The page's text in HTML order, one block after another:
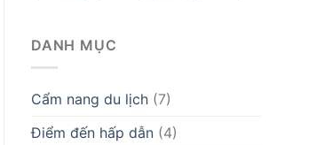
DANH MỤC
Cẩm nang du lịch (7)
Điểm đến hấp dẫn (4)